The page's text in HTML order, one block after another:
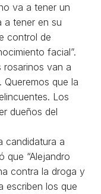
va a tener un
a tener en su
control de
facial”.
rosarinos van a
que la
Los
dueños del
candidatura a
que “Alejandro
contra la droga y
escriben los que